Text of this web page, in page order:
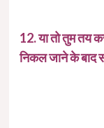
12. या तो तुम तय
निकल जाने के बाद